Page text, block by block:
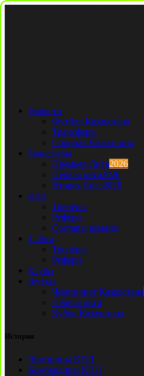
Новости
Футбол Казахстана
Трансферы
Сборная Казахстана
Трансферы
Премьер Лига2026
Первая лига2026
Вторая Лига2026
КПЛ
Тренеры
Рефери
Составы команд
1 Лига
Тренеры
Рефери
Клубы
Футзал
Чемпионат Казахстана
Первая лига
Кубок Казахстана
История
Чемпионы КПЛ
Бомбардиры КПЛ